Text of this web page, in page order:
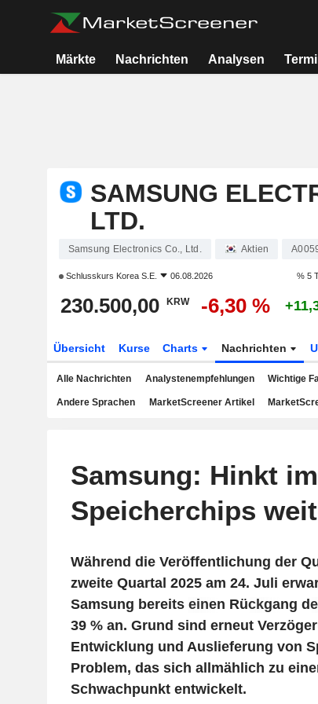
Märkte Nachrichten Analysen
SAMSUNG
LTD.
Samsung Electronics Co., Ltd. Aktien
Schlusskurs Korea S.E. 06.08.2026 % 5
230.500,00 KRW -6,30 %
Übersicht Kurse Charts Nachrichten
Alle Nachrichten Analystenempfehlungen Wichtige
Andere Sprachen MarketScreener Artikel
Samsung: Hinkt
Speicherchips
Während die Veröffentlichung der
zweite Quartal 2025 am 24. Juli
Samsung bereits einen Rückgang
39 % an. Grund sind erneut
Entwicklung und Auslieferung von
Problem, das sich allmählich zu
Schwachpunkt entwickelt.